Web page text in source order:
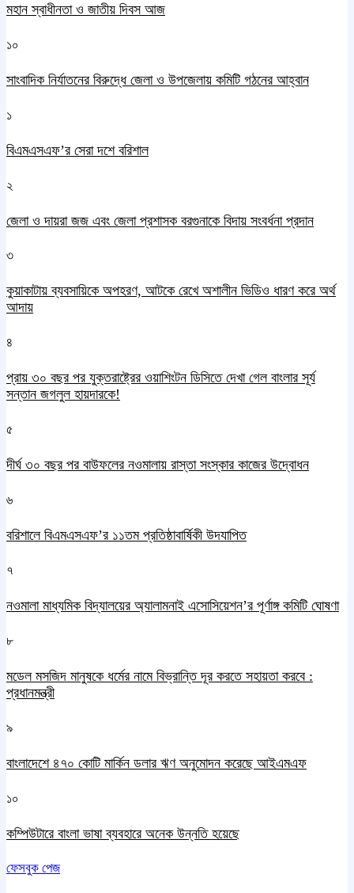
মহান স্বাধীনতা ও জাতীয় দিবস আজ
১০
সাংবাদিক নির্যাতনের বিরুদ্ধে জেলা ও উপজেলায় কমিটি গঠনের আহ্বান
১
বিএমএসএফ’র সেরা দশে বরিশাল
২
জেলা ও দায়রা জজ এবং জেলা প্রশাসক বরগুনাকে বিদায় সংবর্ধনা প্রদান
৩
কুয়াকাটায় ব্যবসায়িকে অপহরণ, আটকে রেখে অশালীন ভিডিও ধারণ করে অর্থ
আদায়
৪
প্রায় ৩০ বছর পর যুক্তরাষ্ট্রের ওয়াশিংটন ডিসিতে দেখা গেল বাংলার সূর্য
সন্তান জগলুল হায়দারকে!
৫
দীর্ঘ ৩০ বছর পর বাউফলের নওমালায় রাস্তা সংস্কার কাজের উদ্বোধন
৬
বরিশালে বিএমএসএফ’র ১১তম প্রতিষ্ঠাবার্ষিকী উদযাপিত
৭
নওমালা মাধ্যমিক বিদ্যালয়ের অ্যালামনাই এসোসিয়েশন’র পূর্ণাঙ্গ কমিটি ঘোষণা
৮
মডেল মসজিদ মানুষকে ধর্মের নামে বিভ্রান্তি দূর করতে সহায়তা করবে :
প্রধানমন্ত্রী
৯
বাংলাদেশে ৪৭০ কোটি মার্কিন ডলার ঋণ অনুমোদন করেছে আইএমএফ
১০
কম্পিউটারে বাংলা ভাষা ব্যবহারে অনেক উন্নতি হয়েছে
ফেসবুক পেজ